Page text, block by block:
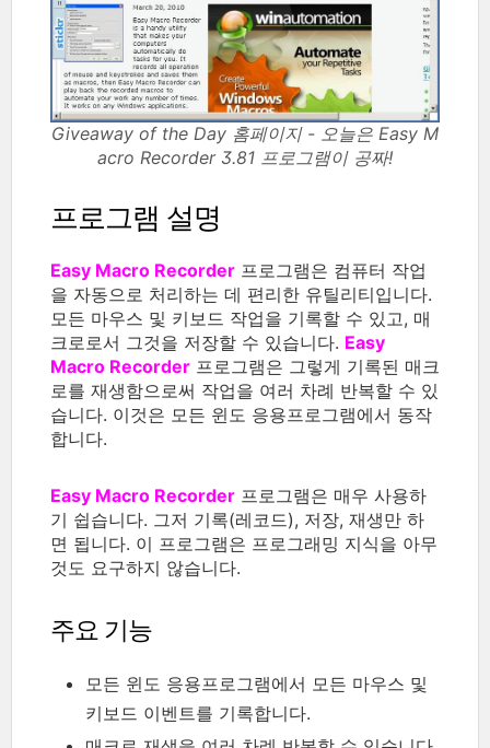
Giveaway of the Day 홈페이지 - 오늘은 Easy M
acro Recorder 3.81 프로그램이 공짜!
프로그램 설명
Easy Macro Recorder 프로그램은 컴퓨터 작업
을 자동으로 처리하는 데 편리한 유틸리티입니다.
모든 마우스 및 키보드 작업을 기록할 수 있고, 매
크로로서 그것을 저장할 수 있습니다. Easy
Macro Recorder 프로그램은 그렇게 기록된 매크
로를 재생함으로써 작업을 여러 차례 반복할 수 있
습니다. 이것은 모든 윈도 응용프로그램에서 동작
합니다.
Easy Macro Recorder 프로그램은 매우 사용하
기 쉽습니다. 그저 기록(레코드), 저장, 재생만 하
면 됩니다. 이 프로그램은 프로그래밍 지식을 아무
것도 요구하지 않습니다.
주요 기능
모든 윈도 응용프로그램에서 모든 마우스 및
키보드 이벤트를 기록합니다.